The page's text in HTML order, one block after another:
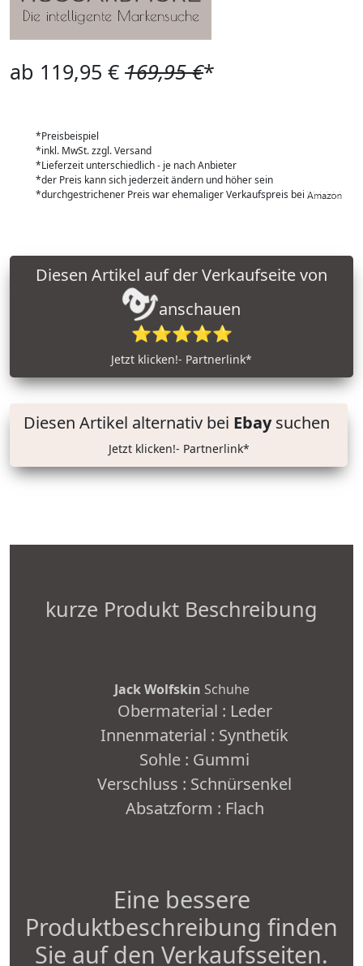
ab 119,95 € 169,95 €*
*Preisbeispiel
*inkl. MwSt. zzgl. Versand
*Lieferzeit unterschiedlich - je nach Anbieter
*der Preis kann sich jederzeit ändern und höher sein
*durchgestrichener Preis war ehemaliger Verkaufspreis bei
anschauen
⭐⭐⭐⭐⭐
Jetzt klicken!- Partnerlink*
Diesen Artikel alternativ bei Ebaysuchen
Jetzt klicken!- Partnerlink*
kurze Produkt Beschreibung
Jack Wolfskin Schuhe
Obermaterial : Leder
Innenmaterial : Synthetik
Sohle : Gummi
Verschluss : Schnürsenkel
Absatzform : Flach
Eine bessere
Produktbeschreibung finden
Sie auf den Verkaufsseiten.